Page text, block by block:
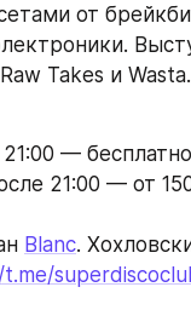
от
Takes и Wasta.
— бесплатно
21:00 — от
Blanc.